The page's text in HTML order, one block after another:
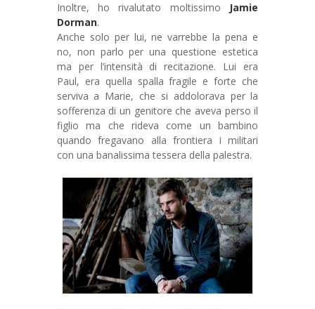
Inoltre, ho rivalutato moltissimo Jamie
Dorman.
Anche solo per lui, ne varrebbe la pena e
no, non parlo per una questione estetica
ma per l’intensità di recitazione. Lui era
Paul, era quella spalla fragile e forte che
serviva a Marie, che si addolorava per la
sofferenza di un genitore che aveva perso il
figlio ma che rideva come un bambino
quando fregavano alla frontiera i militari
con una banalissima tessera della palestra.